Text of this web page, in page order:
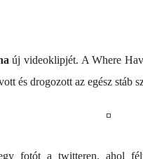
új videoklipjét. A Where
és drogozott az egész stáb
fotót a twitteren, ahol